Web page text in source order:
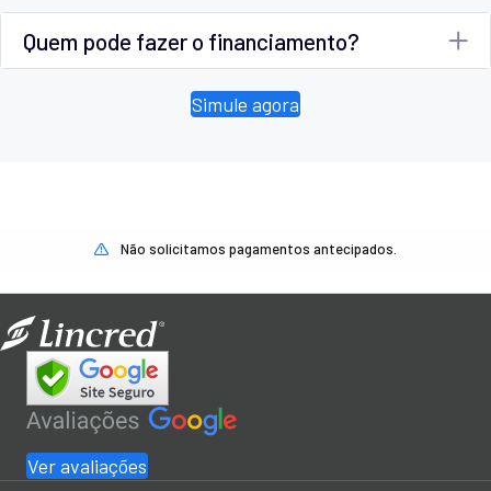
Quem pode fazer o financiamento?
Simule agora
Não solicitamos pagamentos antecipados.
Ver avaliações